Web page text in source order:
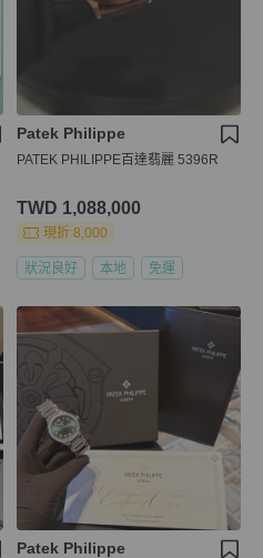
Patek Philippe
PATEK PHILIPPE百達翡麗 5396R
TWD 1,088,000
現折 8,000
狀況良好 本地 免運
Patek Philippe